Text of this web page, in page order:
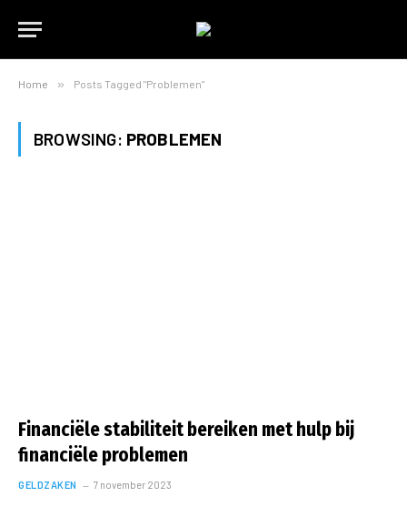
Home » Posts Tagged "Problemen"
BROWSING: PROBLEMEN
Financiële stabiliteit bereiken met hulp bij
financiële problemen
GELDZAKEN 7 november 2023